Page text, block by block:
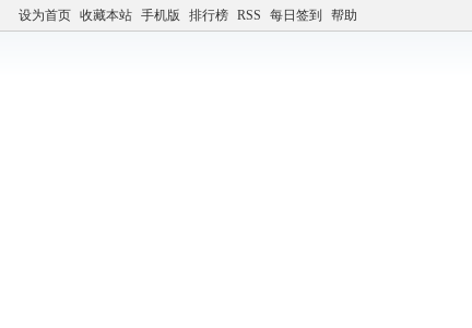
设为首页 收藏本站 手机版 排行榜 RSS 每日签到 帮助